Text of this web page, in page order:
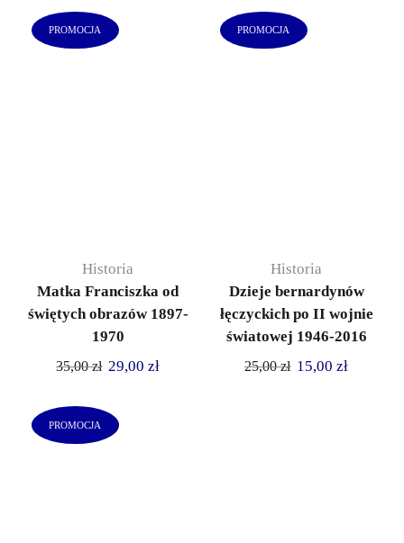
PROMOCJA
Historia
Matka Franciszka od
świętych obrazów 1897-
1970
35,00zł 29,00 zł
PROMOCJA
Historia
Dzieje bernardynów
łęczyckich po II wojnie
światowej 1946-2016
25,00zł 15,00 zł
PROMOCJA